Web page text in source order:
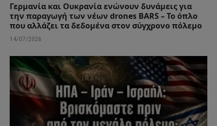
Γερμανία και Ουκρανία ενώνουν δυνάμεις για
την παραγωγή των νέων drones BARS – Το όπλο
που αλλάζει τα δεδομένα στον σύγχρονο πόλεμο
14/07/2026